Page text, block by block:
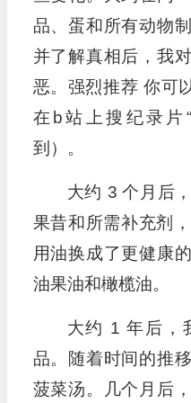
品、蛋和所有动物
并了解真相后，我
恶。强烈推荐 你可
在b站上搜纪录片
到）。
大约 3 个月后
果昔和所需补充剂
用油换成了更健康
油果油和橄榄油。
大约 1 年后，
品。随着时间的推
菠菜汤。几个月后